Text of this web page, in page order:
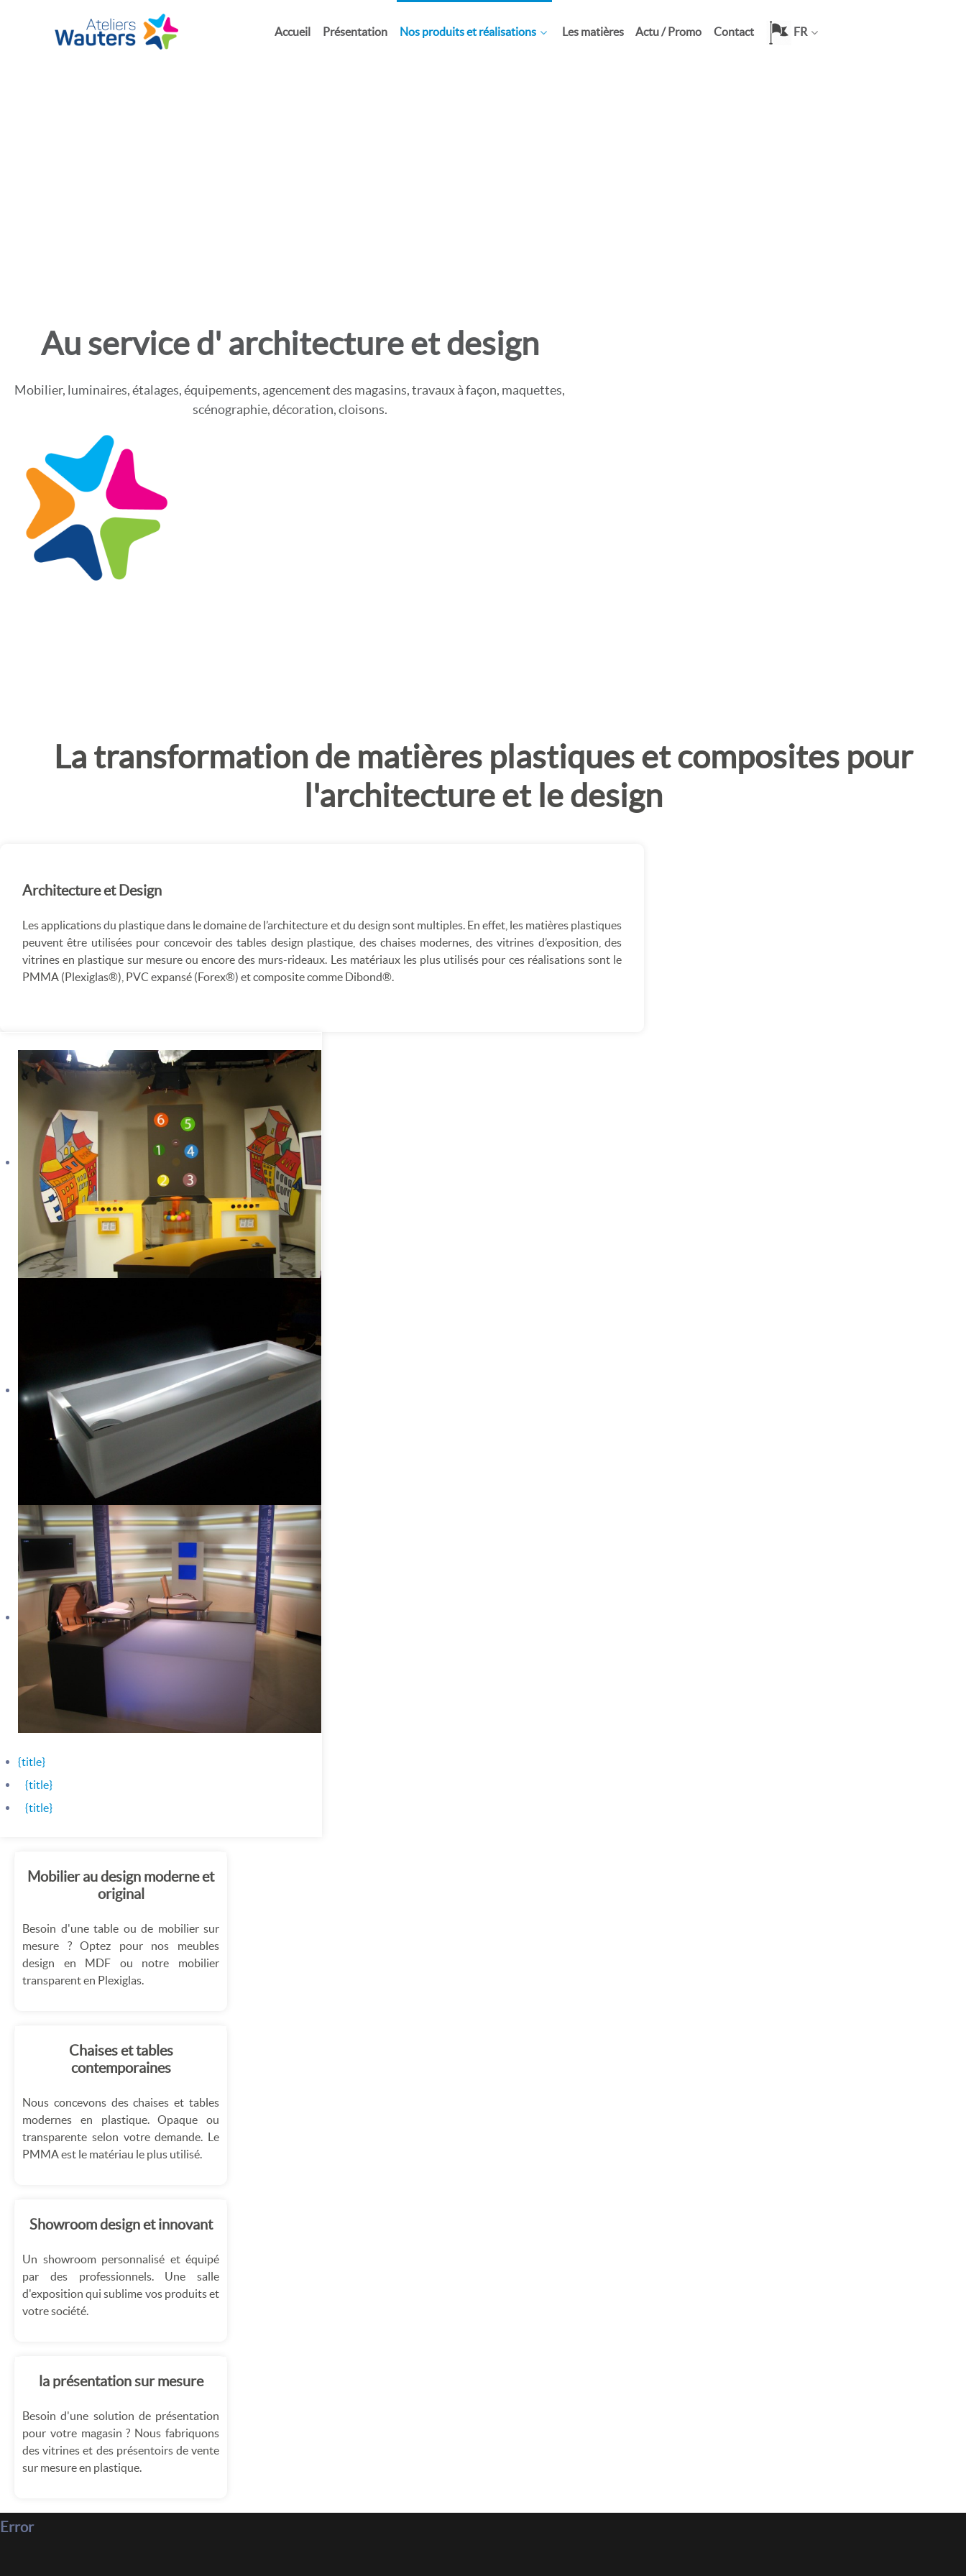
Accueil Présentation Nos produits et réalisations Les matières Actu / Promo Contact FR
Au service d' architecture et design
Mobilier, luminaires, étalages, équipements, agencement des magasins, travaux à façon, maquettes,
scénographie, décoration, cloisons.
La transformation de matières plastiques et composites pour
l'architecture et le design
Architecture et Design
Les applications du plastique dans le domaine de l’architecture et du design sont multiples. En effet, les matières plastiques
peuvent être utilisées pour concevoir des tables design plastique, des chaises modernes, des vitrines d’exposition, des
vitrines en plastique sur mesure ou encore des murs-rideaux. Les matériaux les plus utilisés pour ces réalisations sont le
PMMA (Plexiglas®), PVC expansé (Forex®) et composite comme Dibond®.
{title}
{title}
{title}
Mobilier au design moderne et
original
Besoin d'une table ou de mobilier sur
mesure ? Optez pour nos meubles
design en MDF ou notre mobilier
transparent en Plexiglas.
Chaises et tables
contemporaines
Nous concevons des chaises et tables
modernes en plastique. Opaque ou
transparente selon votre demande. Le
PMMA est le matériau le plus utilisé.
Showroom design et innovant
Un showroom personnalisé et équipé
par des professionnels. Une salle
d'exposition qui sublime vos produits et
votre société.
la présentation sur mesure
Besoin d'une solution de présentation
pour votre magasin ? Nous fabriquons
des vitrines et des présentoirs de vente
sur mesure en plastique.
Error